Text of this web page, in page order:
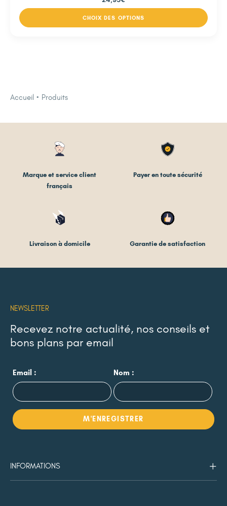
CHOIX DES OPTIONS
Accueil Produits
Marque et service client
français
Payer en toute sécurité
Livraison à domicile Garantie de satisfaction
NEWSLETTER
Recevez notre actualité, nos conseils et
bons plans par email
Email : Nom :
INFORMATIONS